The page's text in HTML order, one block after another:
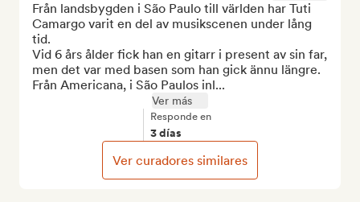
Från landsbygden i São Paulo till världen har Tuti
Camargo varit en del av musikscenen under lång
tid.
Vid 6 års ålder fick han en gitarr i present av sin far,
men det var med basen som han gick ännu längre.
Från Americana, i São Paulos inl...
Ver más
Responde en
3 días
Ver curadores similares